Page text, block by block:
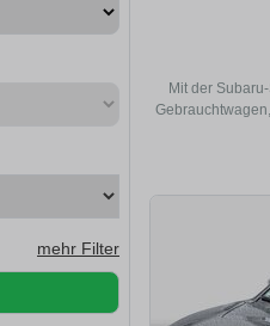
mehr Filter
Mit der